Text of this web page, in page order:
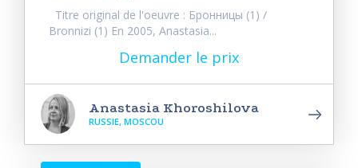
Titre original de l'oeuvre : Бронницы (1) /
Bronnizi (1) En 2005, Anastasia...
Demander le prix
Anastasia Khoroshilova
RUSSIE, MOSCOU